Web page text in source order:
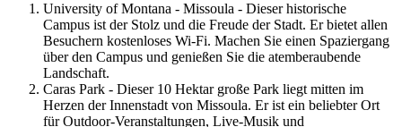
University of Montana - Missoula - Dieser historische
Campus ist der Stolz und die Freude der Stadt. Er bietet allen
Besuchern kostenloses Wi-Fi. Machen Sie einen Spaziergang
über den Campus und genießen Sie die atemberaubende
Landschaft.
Caras Park - Dieser 10 Hektar große Park liegt mitten im
Herzen der Innenstadt von Missoula. Er ist ein beliebter Ort
für Outdoor-Veranstaltungen, Live-Musik und